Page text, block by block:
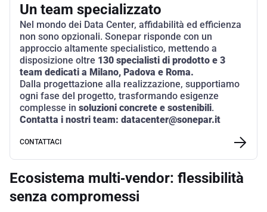
Un team specializzato
Nel mondo dei Data Center, affidabilità ed efficienza
non sono opzionali. Sonepar risponde con un
approccio altamente specialistico, mettendo a
disposizione oltre 130 specialisti di prodotto e 3
team dedicati a Milano, Padova e Roma.
Dalla progettazione alla realizzazione, supportiamo
ogni fase del progetto, trasformando esigenze
complesse in soluzioni concrete e sostenibili.
Contatta i nostri team: datacenter@sonepar.it
CONTATTACI
Ecosistema multi‑vendor: flessibilità
senza compromessi